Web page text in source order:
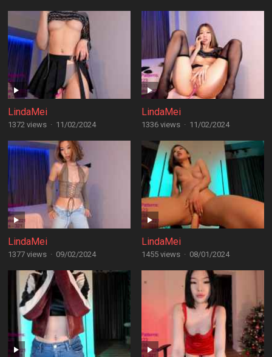
LindaMei
1372 views · 11/02/2024
LindaMei
1336 views · 11/02/2024
LindaMei
1377 views · 09/02/2024
LindaMei
1455 views · 08/01/2024